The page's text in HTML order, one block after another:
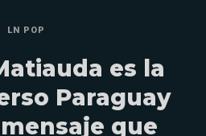
LN POP
es la
Paraguay
que